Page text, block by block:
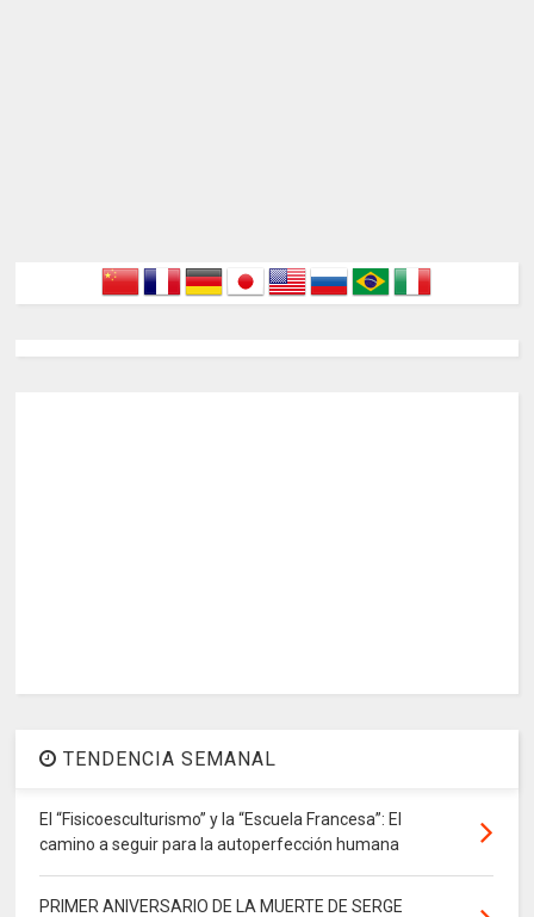
TENDENCIA SEMANAL
El “Fisicoesculturismo” y la “Escuela Francesa”: El
camino a seguir para la autoperfección humana
PRIMER ANIVERSARIO DE LA MUERTE DE SERGE